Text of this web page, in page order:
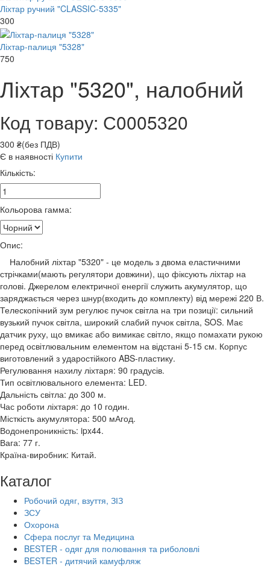
Ліхтар ручний "CLASSIC-5335"
300
Ліхтар-палиця "5328"
750
Ліхтар "5320", налобний
Код товару: С0005320
300 ₴(без ПДВ)
Є в наявності Купити
Кількість:
Кольорова гамма:
Опис:
Налобний ліхтар "5320" - це модель з двома еластичними
стрічками(мають регулятори довжини), що фіксують ліхтар на
голові. Джерелом електричної енергії служить акумулятор, що
заряджається через шнур(входить до комплекту) від мережі 220 В.
Телескопічний зум регулює пучок світла на три позиції: сильний
вузький пучок світла, широкий слабий пучок світла, SOS. Має
датчик руху, що вмикає або вимикає світло, якщо помахати рукою
перед освітлювальним елементом на відстані 5-15 см. Корпус
виготовлений з ударостійкого ABS-пластику.
Регулювання нахилу ліхтаря: 90 градусів.
Тип освітлювального елемента: LED.
Дальність світла: до 300 м.
Час роботи ліхтаря: до 10 годин.
Місткість акумулятора: 500 мАгод.
Водонепроникність: ipx44.
Вага: 77 г.
Країна-виробник: Китай.
Каталог
Робочий одяг, взуття, ЗІЗ
ЗСУ
Охорона
Сфера послуг та Медицина
BESTER - одяг для полювання та риболовлі
BESTER - дитячий камуфляж